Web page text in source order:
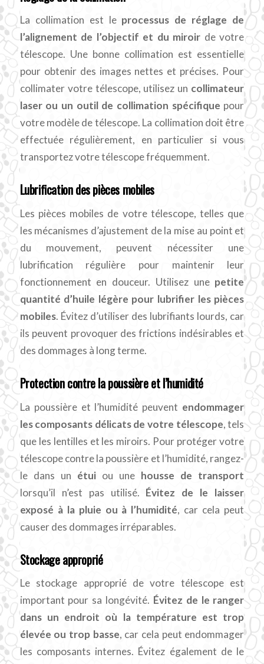
La collimation est le processus de réglage de
l’alignement de l’objectif et du miroir de votre
télescope. Une bonne collimation est essentielle
pour obtenir des images nettes et précises. Pour
collimater votre télescope, utilisez un collimateur
laser ou un outil de collimation spécifique pour
votre modèle de télescope. La collimation doit être
effectuée régulièrement, en particulier si vous
transportez votre télescope fréquemment.
Lubrification des pièces mobiles
Les pièces mobiles de votre télescope, telles que
les mécanismes d’ajustement de la mise au point et
du mouvement, peuvent nécessiter une
lubrification régulière pour maintenir leur
fonctionnement en douceur. Utilisez une petite
quantité d’huile légère pour lubrifier les pièces
mobiles. Évitez d’utiliser des lubrifiants lourds, car
ils peuvent provoquer des frictions indésirables et
des dommages à long terme.
Protection contre la poussière et l’humidité
La poussière et l’humidité peuvent endommager
les composants délicats de votre télescope, tels
que les lentilles et les miroirs. Pour protéger votre
télescope contre la poussière et l’humidité, rangez-
le dans un étuiou une housse de transport
lorsqu’il n’est pas utilisé. Évitez de le laisser
exposé à la pluie ou à l’humidité, car cela peut
causer des dommages irréparables.
Stockage approprié
Le stockage approprié de votre télescope est
important pour sa longévité. Évitez de le ranger
dans un endroit où la température est trop
élevée ou trop basse, car cela peut endommager
les composants internes. Évitez également de le